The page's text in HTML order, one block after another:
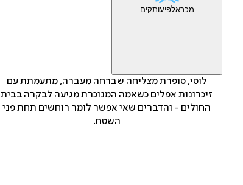
מכראלפיעותקים
לוסי, סופרת מצליחה שברחה מעברה, מתעמתת עם
זיכרונות אפלים כשאמה המנוכרת מגיעה לבקרה בבית
החולים - והדברים שאי אפשר לומר רוחשים תחת פני
השטח.